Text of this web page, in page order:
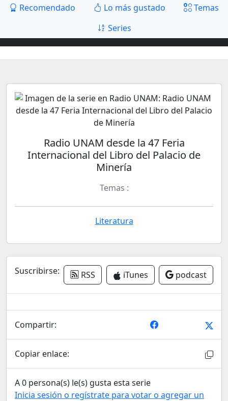
Recomendado
Lo más gustado
Temas
Series
Radio UNAM desde la 47 Feria
Internacional del Libro del Palacio de
Minería
Temas :
Literatura
Suscribirse: RSS iTunes podcast
Compartir:
Copiar enlace:
A 0 persona(s) le(s) gusta esta serie
Inicia sesión o regístrate para votar o agregar un